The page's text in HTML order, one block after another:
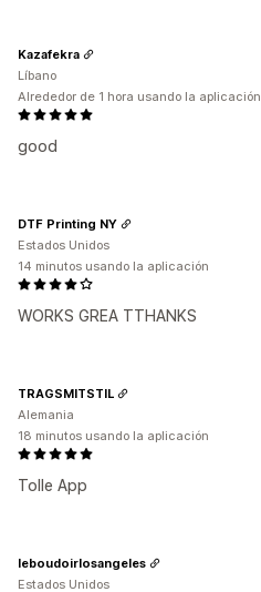
good
Kazafekra
Líbano
Alrededor de 1 hora usando la aplicación
WORKS GREA TTHANKS
DTF Printing NY
Estados Unidos
14 minutos usando la aplicación
Tolle App
TRAGSMITSTIL
Alemania
18 minutos usando la aplicación
leboudoirlosangeles
Estados Unidos